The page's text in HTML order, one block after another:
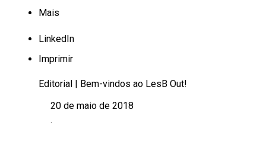
Mais
LinkedIn
Imprimir
Editorial | Bem-vindos ao LesB Out!
Data
20 de maio de 2018
Em relação a
.